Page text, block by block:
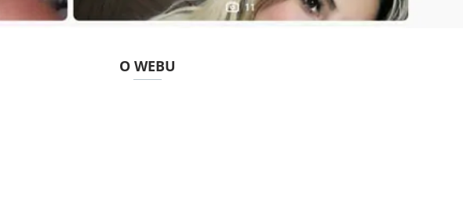
O WEBU